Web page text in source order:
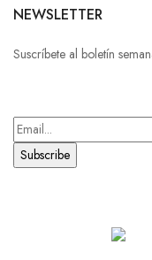
NEWSLETTER
Suscríbete al boletín